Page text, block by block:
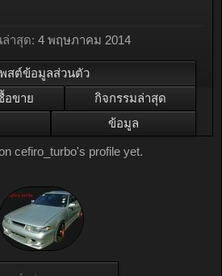
ล่าสุด: 4 พฤษภาคม 2014
สต์ข้อมูลส่วนตัว
อขาย
กิจกรรมล่าสุด
ข้อมูล
cefiro_turbo's profile yet.